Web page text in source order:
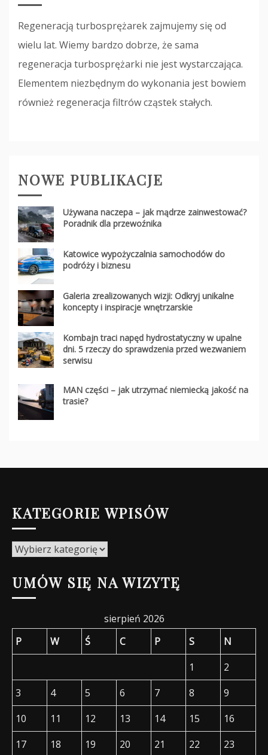
Regeneracją turbosprężarek zajmujemy się od
wielu lat. Wiemy bardzo dobrze, że sama
regeneracja turbosprężarki nie jest wystarczająca.
Elementem niezbędnym do wykonania jest bowiem
również regeneracja filtrów cząstek stałych.
NOWE PUBLIKACJE
Używana naczepa – jak mądrze zainwestować?
Poradnik dla przewoźnika
Katowice wypożyczalnia samochodów do
podróży i biznesu
Galeria zrealizowanych wizji: Odkryj unikalne
koncepty i inspiracje wnętrzarskie
Kombajn traci napęd hydrostatyczny w upalne
dni. 5 rzeczy do sprawdzenia przed wezwaniem
serwisu
MAN części – jak utrzymać niemiecką jakość na
trasie?
KATEGORIE WPISÓW
Kategorie
UMÓW SIĘ NA WIZYTĘ
sierpień 2026
P
W Ś C P S
N
1
2
3
4 5 6 7 8
9
10
11 12 13 14 15
16
17
18 19 20 21 22 23